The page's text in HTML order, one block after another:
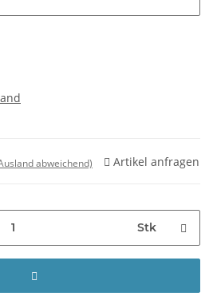
abweichend) Artikel anfragen
Stk